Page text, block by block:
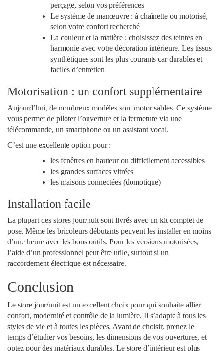
perçage, selon vos préférences
Le système de manœuvre : à chaînette ou motorisé,
selon votre confort recherché
La couleur et la matière : choisissez des teintes en
harmonie avec votre décoration intérieure. Les tissus
synthétiques sont les plus courants car durables et
faciles d’entretien
Motorisation : un confort supplémentaire
Aujourd’hui, de nombreux modèles sont motorisables. Ce système
vous permet de piloter l’ouverture et la fermeture via une
télécommande, un smartphone ou un assistant vocal.
C’est une excellente option pour :
les fenêtres en hauteur ou difficilement accessibles
les grandes surfaces vitrées
les maisons connectées (domotique)
Installation facile
La plupart des stores jour/nuit sont livrés avec un kit complet de
pose. Même les bricoleurs débutants peuvent les installer en moins
d’une heure avec les bons outils. Pour les versions motorisées,
l’aide d’un professionnel peut être utile, surtout si un
raccordement électrique est nécessaire.
Conclusion
Le store jour/nuit est un excellent choix pour qui souhaite allier
confort, modernité et contrôle de la lumière. Il s’adapte à tous les
styles de vie et à toutes les pièces. Avant de choisir, prenez le
temps d’étudier vos besoins, les dimensions de vos ouvertures, et
optez pour des matériaux durables. Le store d’intérieur est plus